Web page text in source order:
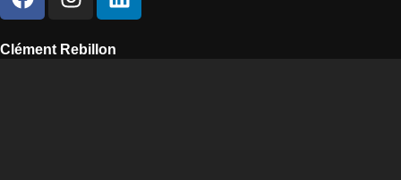
Clément Rebillon